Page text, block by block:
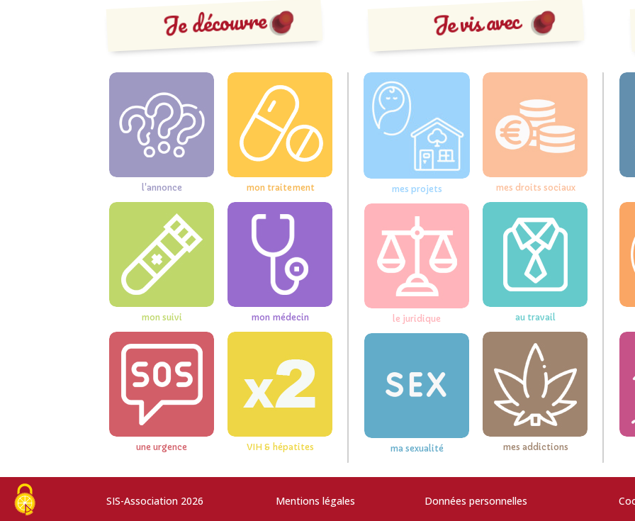
Je découvre Je vis avec
l'annonce
mon suivi
une urgence
mon traitement
mon médecin
VIH & hépatites
mes projets
le juridique
ma sexualité
mes droits sociaux
au travail
mes addictions
SIS-Association 2026 Mentions légales Données personnelles